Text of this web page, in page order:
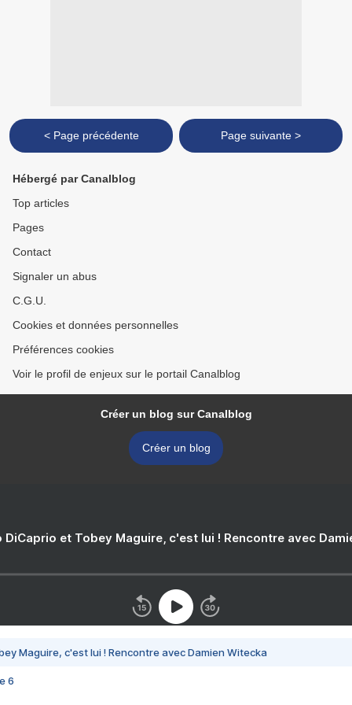
< Page précédente Page suivante >
Hébergé par Canalblog
Top articles
Pages
Contact
Signaler un abus
C.G.U.
Cookies et données personnelles
Préférences cookies
Voir le profil de enjeux sur le portail Canalblog
Créer un blog sur Canalblog
Créer un blog
DiCaprio et Tobey Maguire, c'est lui ! Rencontre avec
Maguire, c'est lui ! Rencontre avec Damien Witecka
6